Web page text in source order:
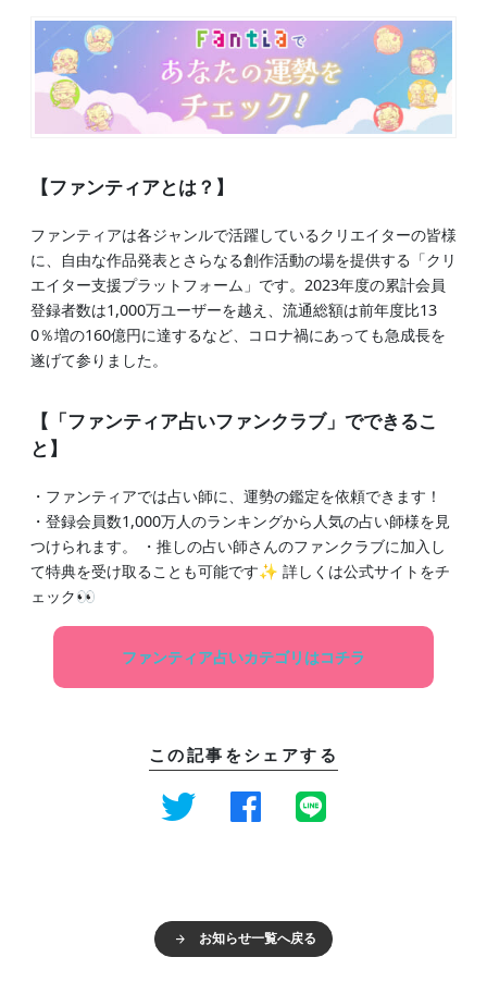
【ファンティアとは？】
ファンティアは各ジャンルで活躍しているクリエイターの皆様
に、自由な作品発表とさらなる創作活動の場を提供する「クリ
エイター支援プラットフォーム」です。2023年度の累計会員
登録者数は1,000万ユーザーを越え、流通総額は前年度比13
0％増の160億円に達するなど、コロナ禍にあっても急成長を
遂げて参りました。
【「ファンティア占いファンクラブ」でできるこ
と】
・ファンティアでは占い師に、運勢の鑑定を依頼できます！
・登録会員数1,000万人のランキングから人気の占い師様を見
つけられます。 ・推しの占い師さんのファンクラブに加入し
て特典を受け取ることも可能です✨ 詳しくは公式サイトをチ
ェック👀
ファンティア占いカテゴリはコチラ
この記事をシェアする
お知らせ一覧へ戻る